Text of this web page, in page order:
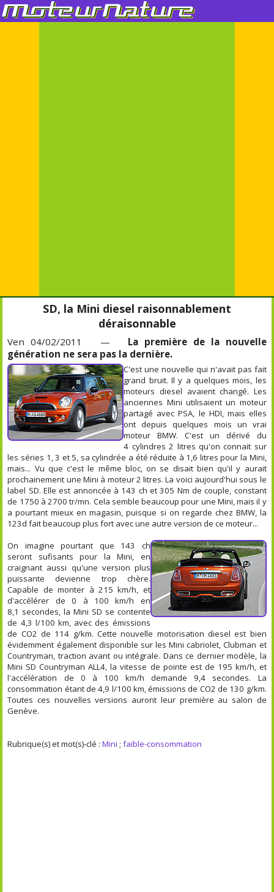
SD, la Mini diesel raisonnablement
déraisonnable
Ven 04/02/2011 — La première de la nouvelle
génération ne sera pas la dernière.
C'est une nouvelle qui n'avait pas fait
grand bruit. Il y a quelques mois, les
moteurs diesel avaient changé. Les
anciennes Mini utilisaient un moteur
partagé avec PSA, le HDI, mais elles
ont depuis quelques mois un vrai
moteur BMW. C'est un dérivé du
4 cylindres 2 litres qu'on connait sur
les séries 1, 3 et 5, sa cylindrée a été réduite à 1,6 litres pour la Mini,
mais... Vu que c'est le même bloc, on se disait bien qu'il y aurait
prochainement une Mini à moteur 2 litres. La voici aujourd'hui sous le
label SD. Elle est annoncée à 143 ch et 305 Nm de couple, constant
de 1750 à 2700 tr/mn. Cela semble beaucoup pour une Mini, mais il y
a pourtant mieux en magasin, puisque si on regarde chez BMW, la
123d fait beaucoup plus fort avec une autre version de ce moteur...
On imagine pourtant que 143 ch
seront sufisants pour la Mini, en
craignant aussi qu'une version plus
puissante devienne trop chère.
Capable de monter à 215 km/h, et
d'accélérer de 0 à 100 km/h en
8,1 secondes, la Mini SD se contente
de 4,3 l/100 km, avec des émissions
de CO2 de 114 g/km. Cette nouvelle motorisation diesel est bien
évidemment également disponible sur les Mini cabriolet, Clubman et
Countryman, traction avant ou intégrale. Dans ce dernier modèle, la
Mini SD Countryman ALL4, la vitesse de pointe est de 195 km/h, et
l'accélération de 0 à 100 km/h demande 9,4 secondes. La
consommation étant de 4,9 l/100 km, émissions de CO2 de 130 g/km.
Toutes ces nouvelles versions auront leur première au salon de
Genève.
Rubrique(s) et mot(s)-clé :Mini ;faible-consommation